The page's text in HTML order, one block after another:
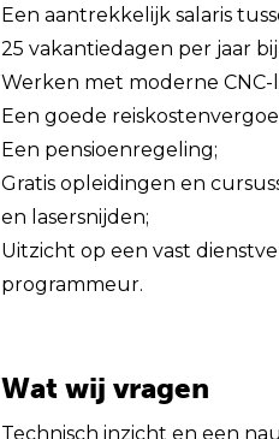
Een aantrekkelijk salaris
25 vakantiedagen per jaar
Werken met moderne
Een goede
Een pensioenregeling;
Gratis opleidingen en
en lasersnijden;
Uitzicht op een vast
programmeur.
Wat wij vragen
Technisch inzicht en een